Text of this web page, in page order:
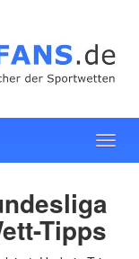
Tipps